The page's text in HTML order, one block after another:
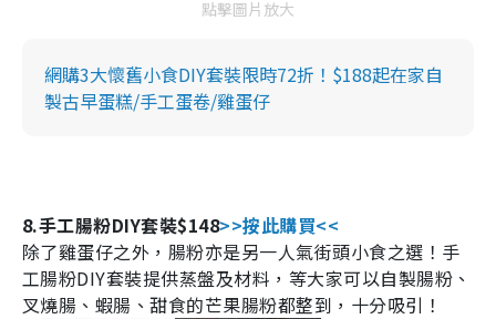
點擊圖片放大
網購3大懷舊小食DIY套裝限時72折！$188起在家自
製古早蛋糕/手工蛋卷/雞蛋仔
8.手工腸粉DIY套裝$148>>按此購買<<
除了雞蛋仔之外，腸粉亦是另一人氣街頭小食之選！手
工腸粉DIY套裝提供蒸盤及材料，等大家可以自製腸粉、
叉燒腸、蝦腸、甜食的芒果腸粉都整到，十分吸引！